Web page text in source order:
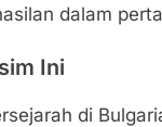
dalam
Ini
di